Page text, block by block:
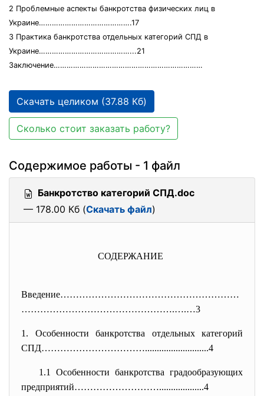
2 Проблемные аспекты банкротства физических лиц в
Украине…………………………………….17
3 Практика банкротства отдельных категорий СПД в
Украине……………………………………...21
Заключение……………………………………………………………
Скачать целиком (37.88 Кб)
Сколько стоит заказать работу?
Содержимое работы - 1 файл
Банкротство категорий СПД.doc
— 178.00 Кб (Скачать файл)
СОДЕРЖАНИЕ
Введение…………………………………………………
………………………………………….….…3
1. Особенности банкротства отдельных категорий
СПД……………………………...........................4
1.1 Особенности банкротства градообразующих
предприятий………………………...................4